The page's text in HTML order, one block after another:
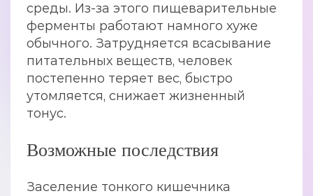
среды. Из-за этого пищеварительные
ферменты работают намного хуже
обычного. Затрудняется всасывание
питательных веществ, человек
постепенно теряет вес, быстро
утомляется, снижает жизненный
тонус.
Возможные последствия
Заселение тонкого кишечника